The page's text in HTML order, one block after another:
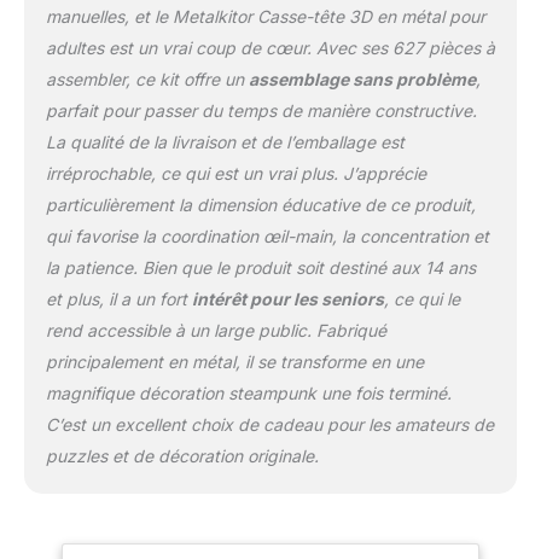
Les pièces du produit
sont plus adaptées aux
personnes âgées de 14
ans et plus. Détails du
produit : l'image vive de
guêpes composée de
nombreuses pièces de
haute précision, couplée
à l'humanisation. Le
design du support lui
permet d'être placé
n'importe où comme
votre propre lampe
autonome. 🎁 Décoration
de chambre et cadeau
parfait : Vous cherchez
thème du steampunk ?
les cadeaux
manuelles, et le Metalkitor Casse-tête 3D en métal pour
adultes est un vrai coup de cœur. Avec ses 627 pièces à
assembler, ce kit offre un assemblage sans problème,
parfait pour passer du temps de manière constructive.
La qualité de la livraison et de l’emballage est
irréprochable, ce qui est un vrai plus. J’apprécie
particulièrement la dimension éducative de ce produit,
qui favorise la coordination œil-main, la concentration et
la patience. Bien que le produit soit destiné aux 14 ans
et plus, il a un fort intérêt pour les seniors, ce qui le
rend accessible à un large public. Fabriqué
principalement en métal, il se transforme en une
magnifique décoration steampunk une fois terminé.
C’est un excellent choix de cadeau pour les amateurs de
puzzles et de décoration originale.